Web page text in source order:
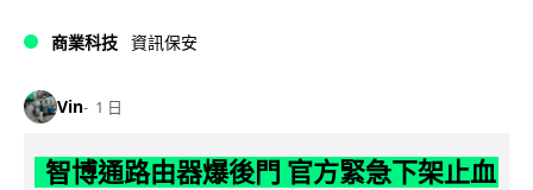
商業科技 資訊保安
Vin 1 日
智博通路由器爆後門 官方緊急下架止血